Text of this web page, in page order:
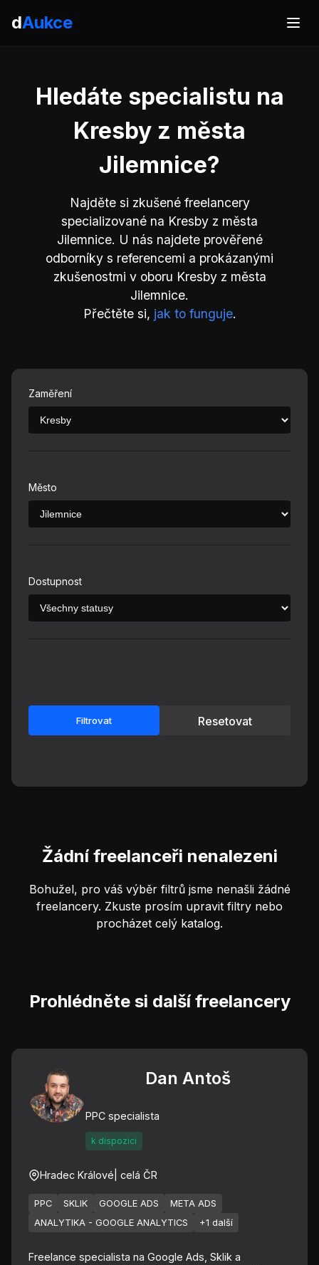
dAukce
Hledáte specialistu na
Kresby z města
Jilemnice?
Najděte si zkušené freelancery
specializované na Kresby z města
Jilemnice. U nás najdete prověřené
odborníky s referencemi a prokázanými
zkušenostmi v oboru Kresby z města
Jilemnice.
Přečtěte si, jak to funguje.
Zaměření
Město
Dostupnost
Filtrovat Resetovat
Žádní freelanceři nenalezeni
Bohužel, pro váš výběr filtrů jsme nenašli žádné
freelancery. Zkuste prosím upravit filtry nebo
procházet celý katalog.
Prohlédněte si další freelancery
Dan Antoš
PPC specialista
k dispozici
Hradec Králové | celá ČR
PPC SKLIK GOOGLE ADS
META ADS
ANALYTIKA - GOOGLE ANALYTICS
+1 další
Freelance specialista na Google Ads, Sklik a